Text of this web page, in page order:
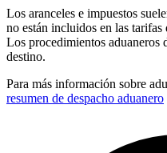
Los aranceles e impuestos
no están incluidos en las tarifas
Los procedimientos aduaneros
destino.
Para más información sobre
resumen de despacho aduanero